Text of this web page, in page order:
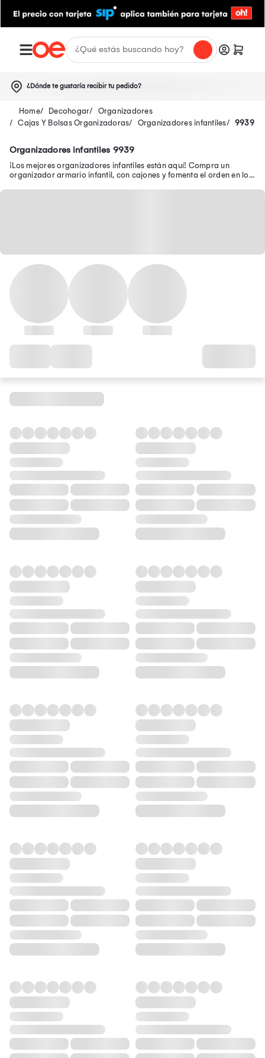
¿Dónde te gustaría recibir tu pedido?
Decohogar
Organizadores
Cajas Y Bolsas Organizadoras
Organizadores infantiles 9939
Organizadores infantiles 9939
¡Los mejores organizadores infantiles están aquí! Compra un
organizador armario infantil, con cajones y fomenta el orden en los